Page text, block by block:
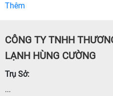
Thêm
CÔNG TY TNHH
LẠNH HÙNG CƯỜNG
Trụ Sở:
...